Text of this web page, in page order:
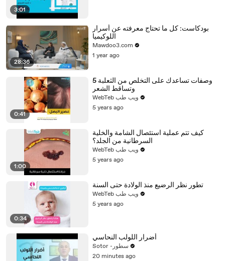
3:01
28:36
بودكاست: كل ما تحتاج معرفته عن أسرار
اللوكيميا
Mawdoo3.com
1 year ago
0:41
5 وصفات تساعدك على التخلص من الثعلبة
وتساقط الشعر
WebTeb ويب طب
5 years ago
1:00
كيف تتم عملية استئصال الشامة والخلية
السرطانية من الجلد؟
WebTeb ويب طب
5 years ago
0:34
تطور نظر الرضيع منذ الولادة حتى السنة
WebTeb ويب طب
5 years ago
أضرار اللولب النحاسي
Sotor -سطور
20 minutes ago